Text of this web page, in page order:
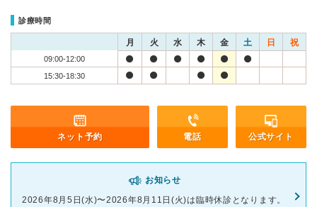
診療時間
月 火 水 木 金 土 日 祝
09:00-12:00
15:30-18:30
ネット予約 電話 公式サイト
お知らせ
2026年8月5日(水)〜2026年8月11日(火)は臨時休診となります。